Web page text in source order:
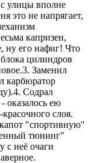
улицы вполне
это не напрягает,
капризен,
ну его нафиг! Что
цилиндров
Заменил
карбюратор
Содрал
оказалось ею
слоя.
"спортивную"
тюнинг"
с неё очаги